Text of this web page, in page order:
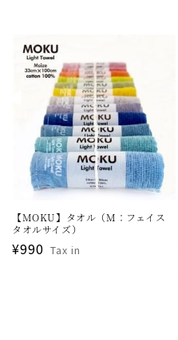
格
【MOKU】タオル（M：フェイス
タオルサイズ）
通
¥990 Tax in